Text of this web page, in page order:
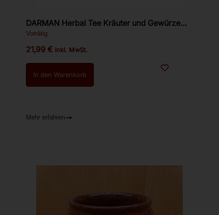
DARMAN Herbal Tee Kräuter und Gewürze
Buchbox
Vorrätig
21,99€ inkl. MwSt.
In den Warenkorb
Mehr erfahren